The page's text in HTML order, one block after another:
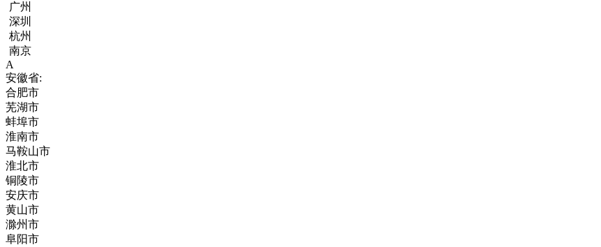
广州
深圳
杭州
南京
A
安徽省:
合肥市
芜湖市
蚌埠市
淮南市
马鞍山市
淮北市
铜陵市
安庆市
黄山市
滁州市
阜阳市